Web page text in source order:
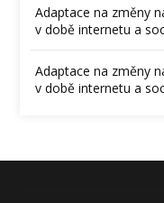
Adaptace na změny
v době internetu a
Adaptace na změny
v době internetu a